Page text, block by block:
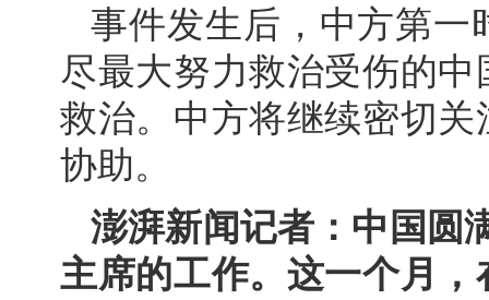
事件发生后，中方第一
尽最大努力救治受伤的
救治。中方将继续密切
协助。
澎湃新闻记者：中国圆
主席的工作。这一个月